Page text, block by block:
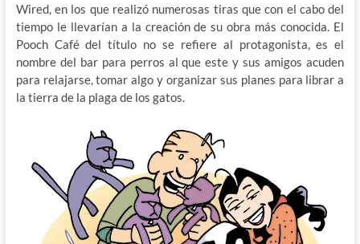
Wired, en los que realizó numerosas tiras que con el cabo del
tiempo le llevarían a la creación de su obra más conocida. El
Pooch Café del título no se refiere al protagonista, es el
nombre del bar para perros al que este y sus amigos acuden
para relajarse, tomar algo y organizar sus planes para librar a
la tierra de la plaga de los gatos.